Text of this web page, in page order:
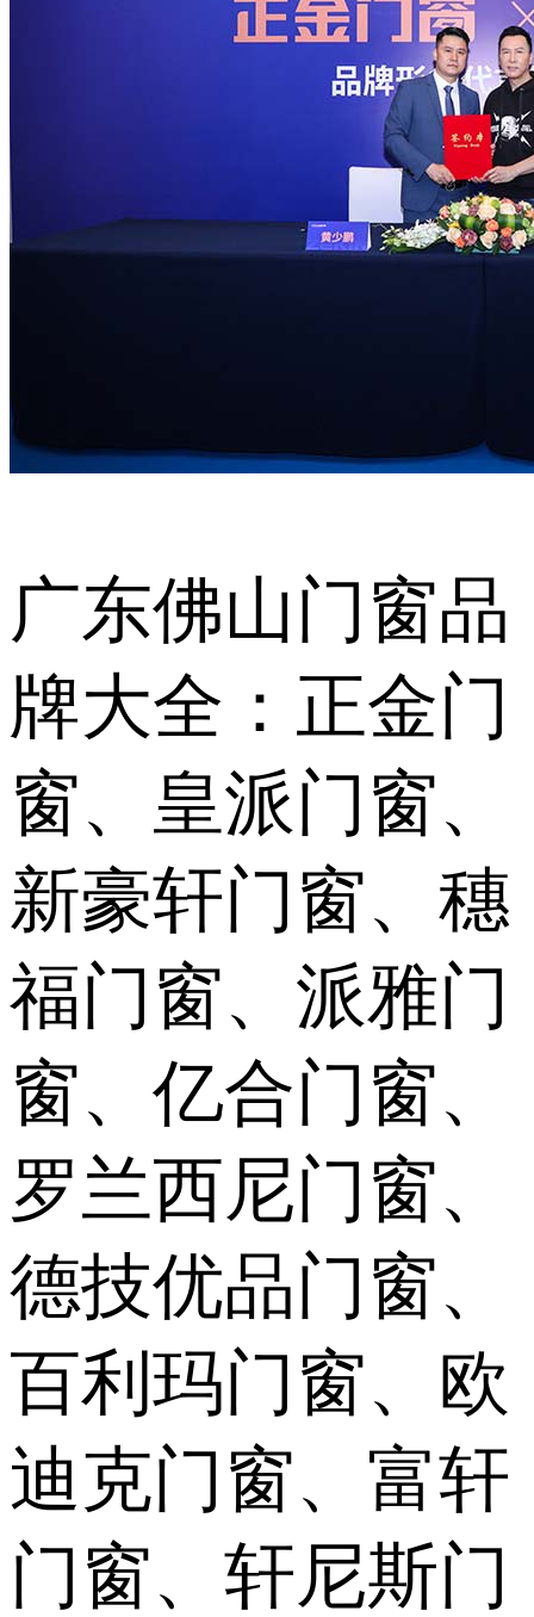
广东佛山门窗品
牌大全：正金门
窗、皇派门窗、
新豪轩门窗、穗
福门窗、派雅门
窗、亿合门窗、
罗兰西尼门窗、
德技优品门窗、
百利玛门窗、欧
迪克门窗、富轩
门窗、轩尼斯门